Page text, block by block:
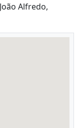
Alfredo,